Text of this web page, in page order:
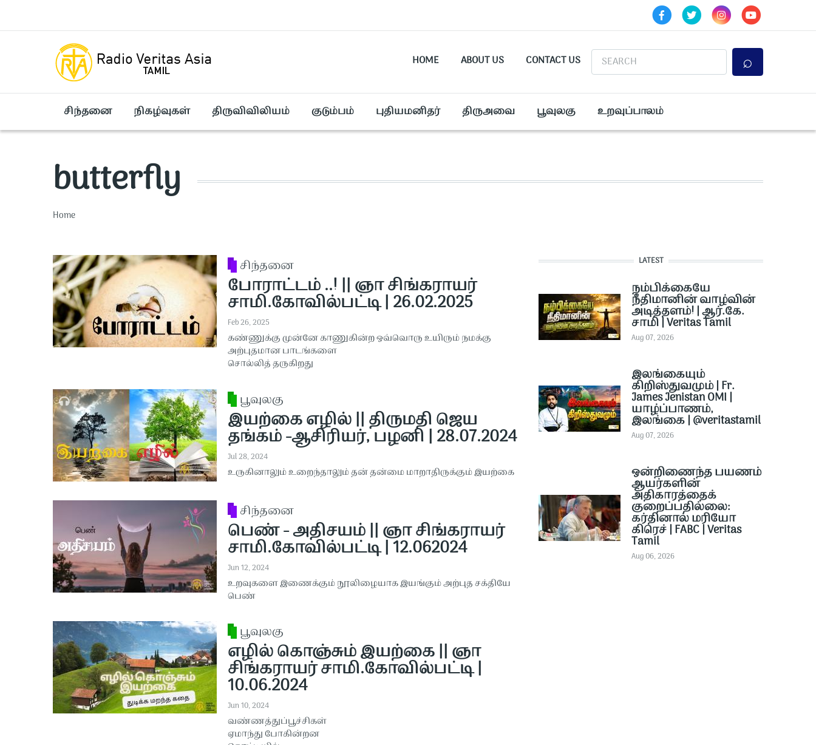
HOME ABOUT US CONTACT US Search
சிந்தனை நிகழ்வுகள் திருவிவிலியம் குடும்பம் புதியமனிதர் திருஅவை பூவுலகு உறவுப்பாலம்
butterfly
Breadcrumb
Home
சிந்தனை
போராட்டம் ..! || ஞா சிங்கராயர்
சாமி.கோவில்பட்டி | 26.02.2025
Feb 26, 2025
கண்ணுக்கு முன்னே காணுகின்ற ஒவ்வொரு உயிரும் நமக்கு
அற்புதமான பாடங்களை
சொல்லித் தருகிறது
பூவுலகு
இயற்கை எழில் || திருமதி ஜெய
தங்கம் -ஆசிரியர், பழனி | 28.07.2024
Jul 28, 2024
உருகினாலும் உறைந்தாலும் தன் தன்மை மாறாதிருக்கும் இயற்கை
சிந்தனை
பெண் - அதிசயம் || ஞா சிங்கராயர்
சாமி.கோவில்பட்டி | 12.062024
Jun 12, 2024
உறவுகளை இணைக்கும் நூலிழையாக இயங்கும் அற்புத சக்தியே
பெண்
பூவுலகு
எழில் கொஞ்சும் இயற்கை || ஞா
சிங்கராயர் சாமி.கோவில்பட்டி |
10.06.2024
Jun 10, 2024
வண்ணத்துப்பூச்சிகள்
ஏமாந்து போகின்றன
LATEST
நம்பிக்கையே
நீதிமானின் வாழ்வின்
அடித்தளம்! | ஆர்.கே.
சாமி | Veritas Tamil
Aug 07, 2026
இலங்கையும்
கிறிஸ்துவமும் | Fr.
James Jenistan OMI |
யாழ்ப்பாணம்,
இலங்கை | @veritastamil ​
Aug 07, 2026
ஒன்றிணைந்த பயணம்
ஆயர்களின்
அதிகாரத்தைக்
குறைப்பதில்லை:
கர்தினால் மரியோ
கிரெச் | FABC | Veritas
Tamil
Aug 06, 2026